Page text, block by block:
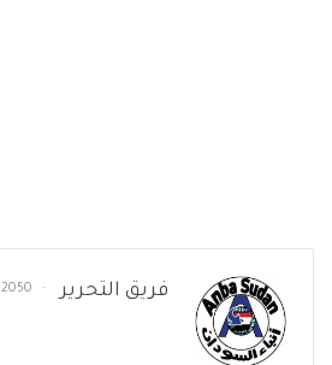
فريق التحرير 2050 المشاركات